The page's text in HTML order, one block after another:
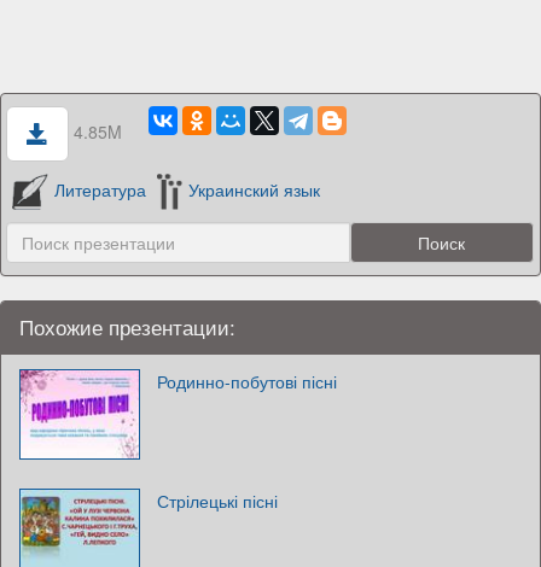
4.85M
Литература Украинский язык
Похожие презентации:
Родинно-побутові пісні
Стрілецькі пісні